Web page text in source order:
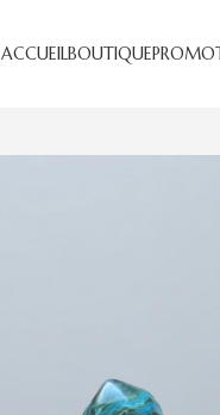
ACCUEILBOUTIQUE